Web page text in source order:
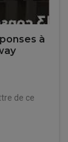
à
de ce